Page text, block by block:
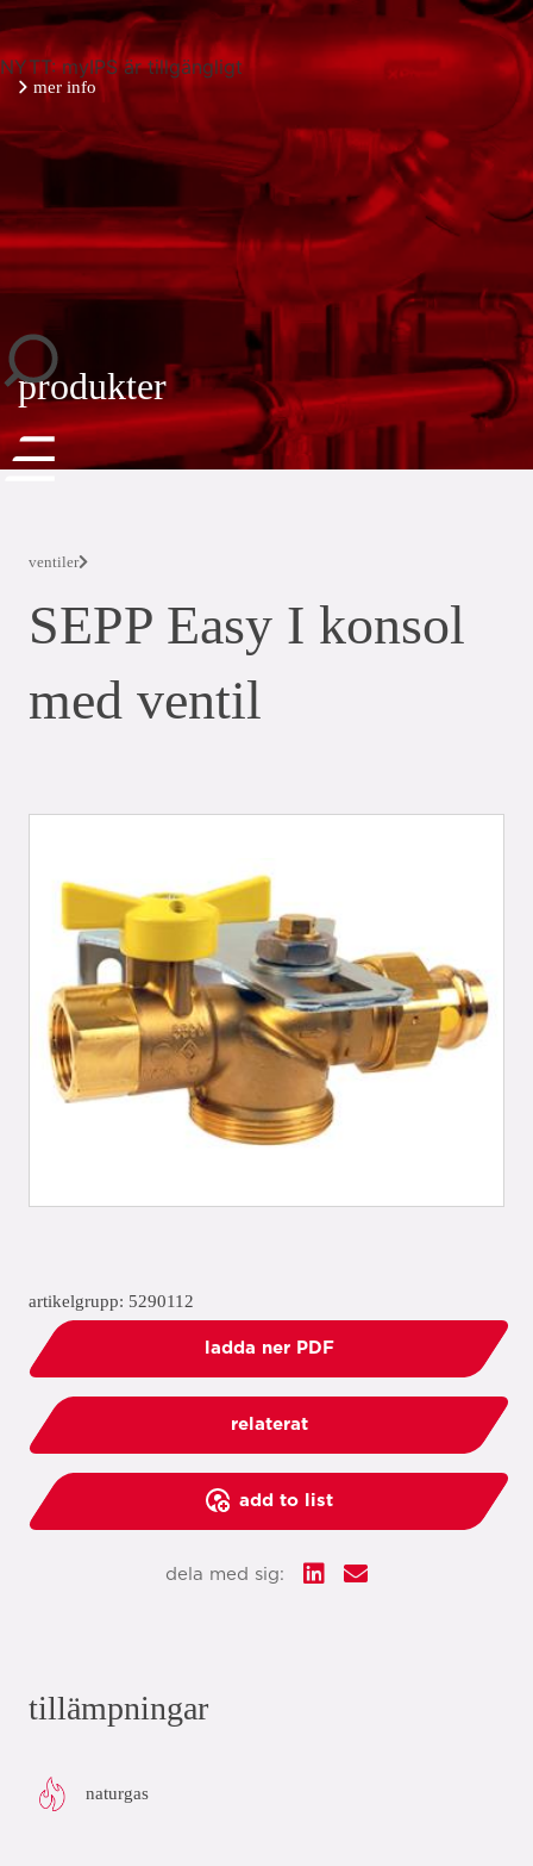
NYTT: myIPS är tillgängligt
mer info
stäng
produkter
ventiler
SEPP Easy I konsol
med ventil
artikelgrupp: 5290112
ladda ner PDF
relaterat
add to list
dela med sig:
tillämpningar
naturgas